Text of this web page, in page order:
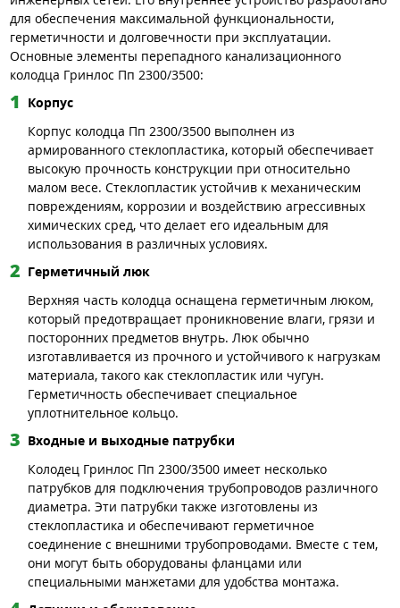
для обеспечения максимальной функциональности,
герметичности и долговечности при эксплуатации.
Основные элементы перепадного канализационного
колодца Гринлос Пп 2300/3500:
Корпус
Корпус колодца Пп 2300/3500 выполнен из
армированного стеклопластика, который обеспечивает
высокую прочность конструкции при относительно
малом весе. Стеклопластик устойчив к механическим
повреждениям, коррозии и воздействию агрессивных
химических сред, что делает его идеальным для
использования в различных условиях.
Герметичный люк
Верхняя часть колодца оснащена герметичным люком,
который предотвращает проникновение влаги, грязи и
посторонних предметов внутрь. Люк обычно
изготавливается из прочного и устойчивого к нагрузкам
материала, такого как стеклопластик или чугун.
Герметичность обеспечивает специальное
уплотнительное кольцо.
Входные и выходные патрубки
Колодец Гринлос Пп 2300/3500 имеет несколько
патрубков для подключения трубопроводов различного
диаметра. Эти патрубки также изготовлены из
стеклопластика и обеспечивают герметичное
соединение с внешними трубопроводами. Вместе с тем,
они могут быть оборудованы фланцами или
специальными манжетами для удобства монтажа.